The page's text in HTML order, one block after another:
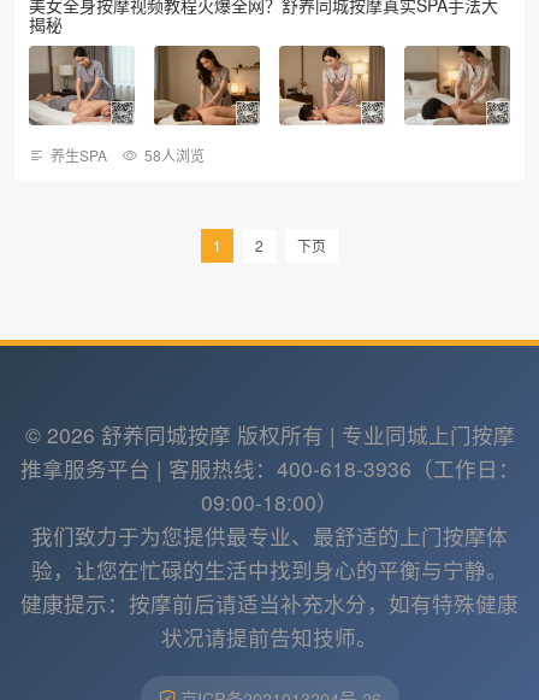
揭秘
养生SPA 58人浏览
1 2 下页
© 2026 舒养同城按摩 版权所有 | 专业同城上门按摩
推拿服务平台 | 客服热线：400-618-3936（工作日：
09:00-18:00）
我们致力于为您提供最专业、最舒适的上门按摩体
验，让您在忙碌的生活中找到身心的平衡与宁静。
健康提示：按摩前后请适当补充水分，如有特殊健康
状况请提前告知技师。